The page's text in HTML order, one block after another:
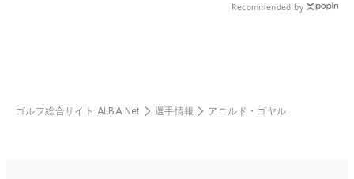
Recommended by
ゴルフ総合サイト ALBA Net 選手情報 アニルド・ゴヤル